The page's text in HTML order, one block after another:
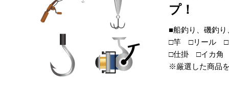
プ！
■船釣り、磯釣
□竿 □リール □
□仕掛 □イカ
※厳選した商品